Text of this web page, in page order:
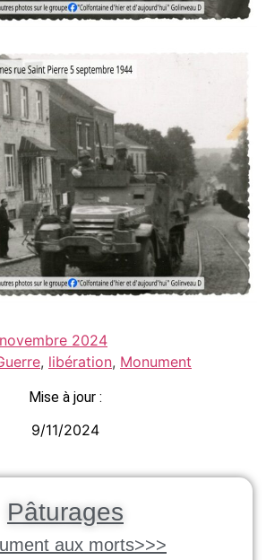
2024
, libération, Monument
Mise à jour :
9/11/2024
Pâturages
aux morts>>>